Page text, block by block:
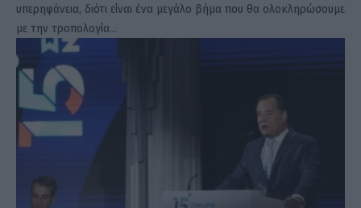
υπερηφάνεια, διότι είναι ένα μεγάλο βήμα που θα ολοκληρώσουμε
με την τροπολογία…